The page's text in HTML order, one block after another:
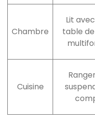
Chambre
Lit
table
Cuisine